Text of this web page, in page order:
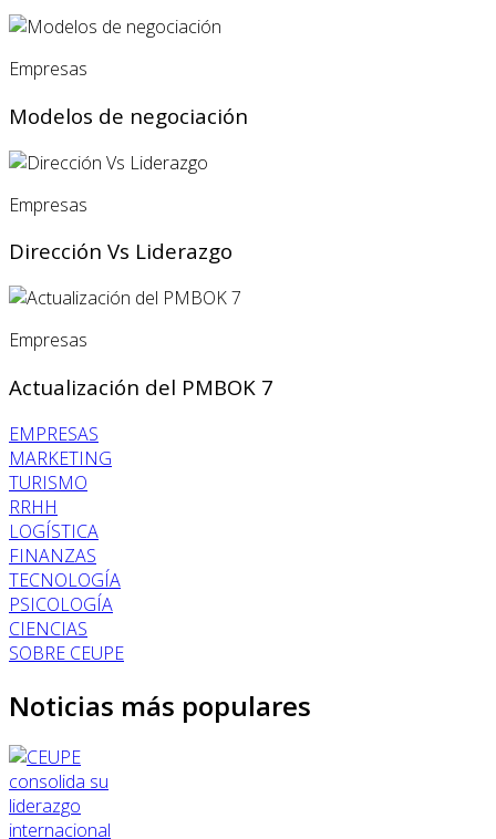
Empresas
Modelos de negociación
Empresas
Dirección Vs Liderazgo
Empresas
Actualización del PMBOK 7
EMPRESAS
MARKETING
TURISMO
RRHH
LOGÍSTICA
FINANZAS
TECNOLOGÍA
PSICOLOGÍA
CIENCIAS
SOBRE CEUPE
Noticias más populares